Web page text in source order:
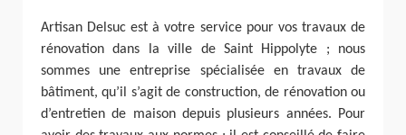
Artisan Delsuc est à votre service pour vos travaux de
rénovation dans la ville de Saint Hippolyte ; nous
sommes une entreprise spécialisée en travaux de
bâtiment, qu’il s’agit de construction, de rénovation ou
d’entretien de maison depuis plusieurs années. Pour